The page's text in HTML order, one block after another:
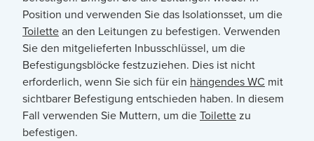
Position und verwenden Sie das Isolationsset, um die
Toilettean den Leitungen zu befestigen. Verwenden
Sie den mitgelieferten Inbusschlüssel, um die
Befestigungsblöcke festzuziehen. Dies ist nicht
erforderlich, wenn Sie sich für ein hängendes WC mit
sichtbarer Befestigung entschieden haben. In diesem
Fall verwenden Sie Muttern, um dieToilettezu
befestigen.